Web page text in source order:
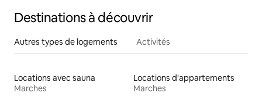
Destinations à découvrir
Autres types de logements Activités
Locations avec sauna
Marches
Locations d'appartements
Marches